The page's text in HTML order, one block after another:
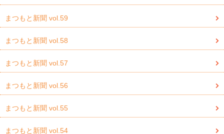
まつもと新聞 vol.59
まつもと新聞 vol.58
まつもと新聞 vol.57
まつもと新聞 vol.56
まつもと新聞 vol.55
まつもと新聞 vol.54